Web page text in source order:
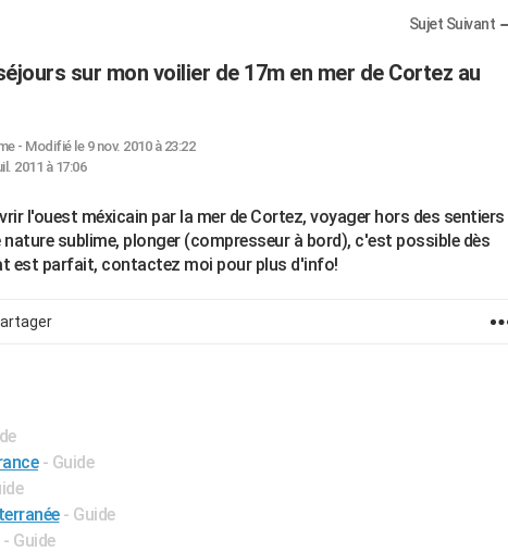
Sujet Suivant
sur mon voilier de 17m en mer de Cortez au
- Modifié le 9 nov. 2010 à 23:22
2011 à 17:06
l'ouest méxicain par la mer de Cortez, voyager hors des sentiers
sublime, plonger (compresseur à bord), c'est possible dès
est parfait, contactez moi pour plus d'info!
- Guide
- Guide
- Guide